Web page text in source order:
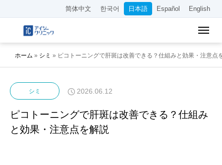
简体中文 한국어 日本語 Español English
ホーム » シミ » ピコトーニングで肝斑は改善できる？仕組みと効果・注意点
シミ 2026.06.12
ピコトーニングで肝斑は改善できる？仕組み
と効果・注意点を解説